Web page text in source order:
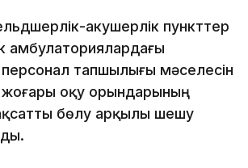
акушерлік пункттер
амбулаториялардағы
тапшылығы мәселесін
оқу орындарының
бөлу арқылы шешу